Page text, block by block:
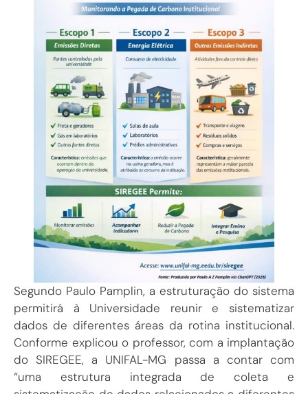
Segundo Paulo Pamplin, a estruturação do sistema
permitirá à Universidade reunir e sistematizar
dados de diferentes áreas da rotina institucional.
Conforme explicou o professor, com a implantação
do SIREGEE, a UNIFAL-MG passa a contar com
“uma estrutura integrada de coleta e